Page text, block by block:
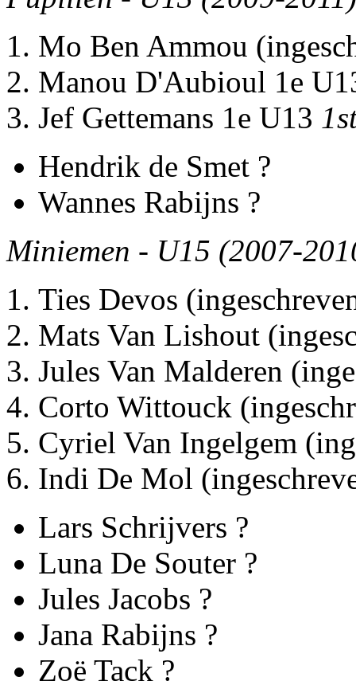
Mo Ben Ammou
Manou D'Aubioul 1e
Jef Gettemans 1e U13
Hendrik de Smet ?
Wannes Rabijns ?
Miniemen - U15 (2007-
Ties Devos
Mats Van Lishout
Jules Van Malderen
Corto Wittouck
Cyriel Van Ingelgem
Indi De Mol
Lars Schrijvers ?
Luna De Souter ?
Jules Jacobs ?
Jana Rabijns ?
Zoë Tack ?